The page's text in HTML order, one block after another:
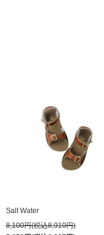
Salt Water
8,100円(税込8,910円)